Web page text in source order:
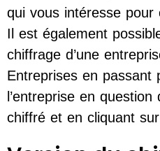
qui vous intéresse pour
Il est également
chiffrage d’une
Entreprises en passant
l’entreprise en
chiffré et en cliquant